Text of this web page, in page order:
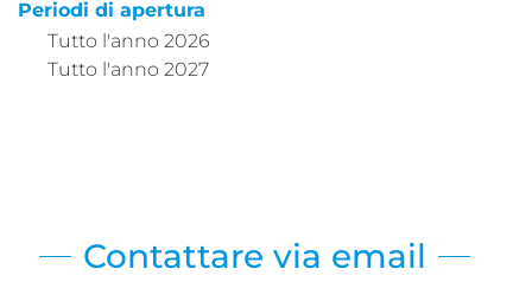
Periodi di apertura
Tutto l'anno 2026
Tutto l'anno 2027
Contattare via email